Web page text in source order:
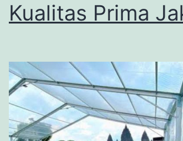
Kualitas Prima